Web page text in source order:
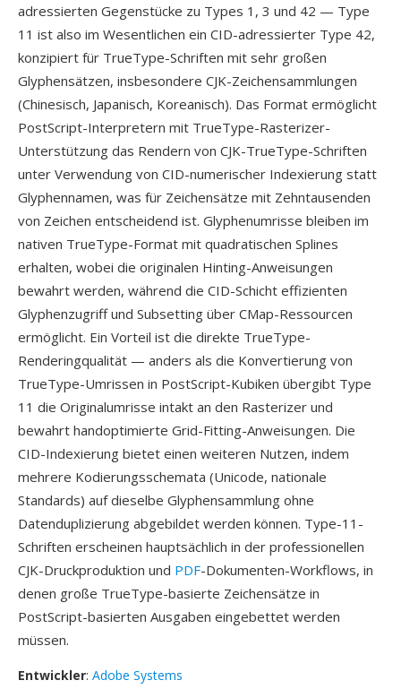
adressierten Gegenstücke zu Types 1, 3 und 42 — Type
11 ist also im Wesentlichen ein CID-adressierter Type 42,
konzipiert für TrueType-Schriften mit sehr großen
Glyphensätzen, insbesondere CJK-Zeichensammlungen
(Chinesisch, Japanisch, Koreanisch). Das Format ermöglicht
PostScript-Interpretern mit TrueType-Rasterizer-
Unterstützung das Rendern von CJK-TrueType-Schriften
unter Verwendung von CID-numerischer Indexierung statt
Glyphennamen, was für Zeichensätze mit Zehntausenden
von Zeichen entscheidend ist. Glyphenumrisse bleiben im
nativen TrueType-Format mit quadratischen Splines
erhalten, wobei die originalen Hinting-Anweisungen
bewahrt werden, während die CID-Schicht effizienten
Glyphenzugriff und Subsetting über CMap-Ressourcen
ermöglicht. Ein Vorteil ist die direkte TrueType-
Renderingqualität — anders als die Konvertierung von
TrueType-Umrissen in PostScript-Kubiken übergibt Type
11 die Originalumrisse intakt an den Rasterizer und
bewahrt handoptimierte Grid-Fitting-Anweisungen. Die
CID-Indexierung bietet einen weiteren Nutzen, indem
mehrere Kodierungsschemata (Unicode, nationale
Standards) auf dieselbe Glyphensammlung ohne
Datenduplizierung abgebildet werden können. Type-11-
Schriften erscheinen hauptsächlich in der professionellen
CJK-Druckproduktion und PDF-Dokumenten-Workflows, in
denen große TrueType-basierte Zeichensätze in
PostScript-basierten Ausgaben eingebettet werden
müssen.
Entwickler: Adobe Systems